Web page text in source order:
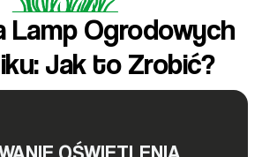
Lamp Ogrodowych
Jak to Zrobić?